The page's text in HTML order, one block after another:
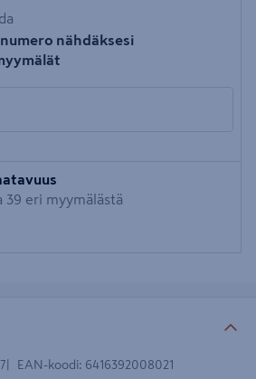
nähdäksesi
39 eri myymälästä
EAN-koodi: 6416392008021